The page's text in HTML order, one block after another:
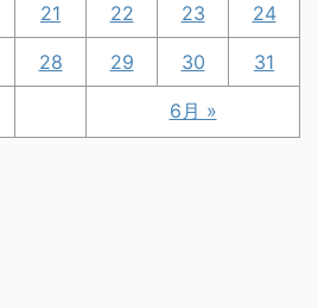
6月 »
21 22 23 24
28 29 30 31